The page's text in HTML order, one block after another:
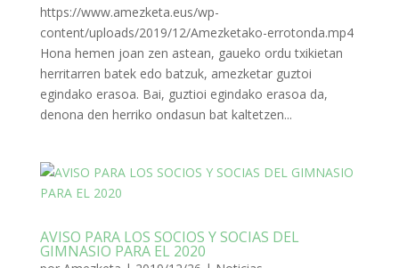
https://www.amezketa.eus/wp-
content/uploads/2019/12/Amezketako-errotonda.mp4
Hona hemen joan zen astean, gaueko ordu txikietan
herritarren batek edo batzuk, amezketar guztoi
egindako erasoa. Bai, guztioi egindako erasoa da,
denona den herriko ondasun bat kaltetzen...
AVISO PARA LOS SOCIOS Y SOCIAS DEL
GIMNASIO PARA EL 2020